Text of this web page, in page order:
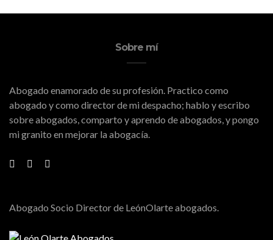
Sobre mí
Abogado enamorado de su profesión. Practico como
abogado y como director de mi despacho; hablo y escribo
sobre abogados, comparto y aprendo de abogados, y pongo
mi granito en mejorar la abogacía.
Abogado Socio Director de LeónOlarte abogados.